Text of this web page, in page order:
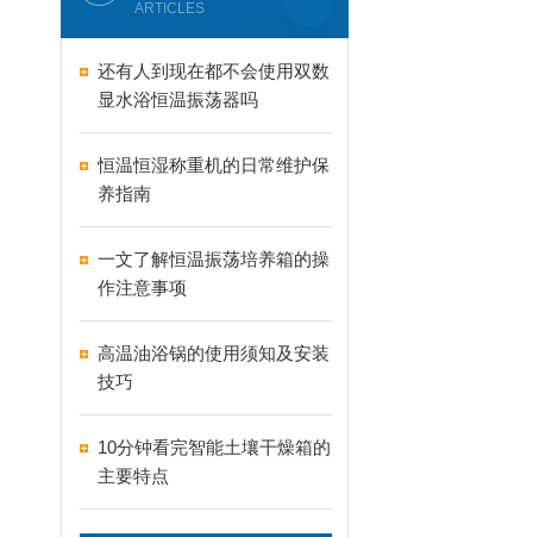
ARTICLES
还有人到现在都不会使用双数
显水浴恒温振荡器吗
恒温恒湿称重机的日常维护保
养指南
一文了解恒温振荡培养箱的操
作注意事项
高温油浴锅的使用须知及安装
技巧
10分钟看完智能土壤干燥箱的
主要特点